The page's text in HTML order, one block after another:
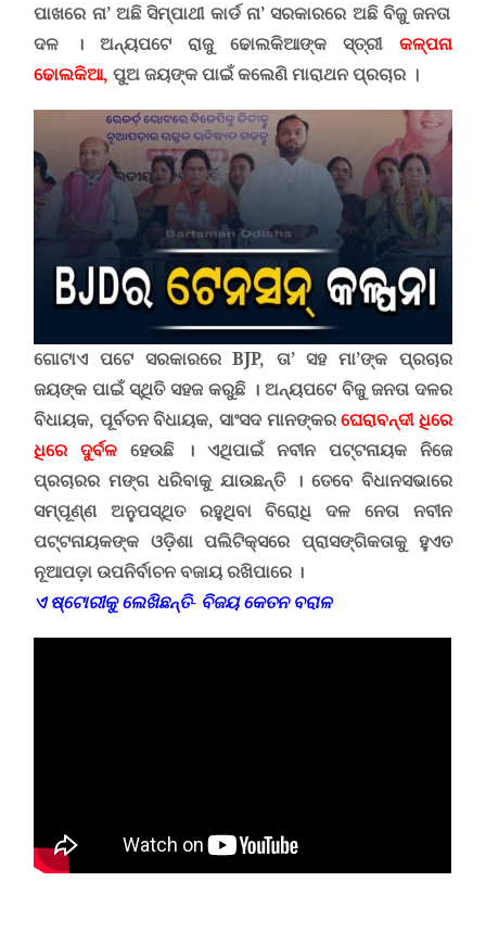
ପାଖରେ ନା’ଅଛି ସିମ୍ପାଥୀ କାର୍ଡ ନା’ ସରକାରରେ ଅଛି ବିଜୁ ଜନତା
ଦଳ । ଅନ୍ୟପଟେ ରାଜୁ ଢୋଲକିଆଙ୍କ ସ୍ତ୍ରୀ କଳ୍ପନା
ଢୋଲକିଆ, ପୁଅ ଜୟଙ୍କ ପାଇଁ କଲେଣି ମାରାଥନ ପ୍ରଚାର ।
ଗୋଟାଏ ପଟେ ସରକାରରେBJP, ତା’ସହ ମା’ଙ୍କ ପ୍ରଚାର
ଜୟଙ୍କ ପାଇଁ ସ୍ଥିତି ସହଜ କରୁଛି । ଅନ୍ୟପଟେ ବିଜୁ ଜନତା ଦଳର
ବିଧାୟକ, ପୂର୍ବତନ ବିଧାୟକ, ସାଂସଦ ମାନଙ୍କରଘେରାବନ୍ଦୀ ଧିରେ
ଧିରେ ଦୁର୍ବଳ ହେଉଛି । ଏଥିପାଇଁ ନବୀନ ପଟ୍ଟନାୟକ ନିଜେ
ପ୍ରଚାରର ମଙ୍ଗ ଧରିବାକୁ ଯାଉଛନ୍ତି । ତେବେ ବିଧାନସଭାରେ
ସମ୍ପୂଣ୍ଣ ଅନୁପସ୍ଥିତ ରହୁଥିବା ବିରୋଧି ଦଳ ନେତା ନବୀନ
ପଟ୍ଟନାୟକଙ୍କ ଓଡ଼ିଶା ପଲିଟିକ୍ସରେ ପ୍ରାସଙ୍ଗିକତାକୁ ହୁଏତ
ନୂଆପଡ଼ା ଉପନିର୍ବାଚନ ବଜାୟ ରଖିପାରେ ।
ଏ ଷ୍ଟୋରୀକୁ ଲେଖିଛନ୍ତି- ବିଜୟ କେତନ ବରାଳ